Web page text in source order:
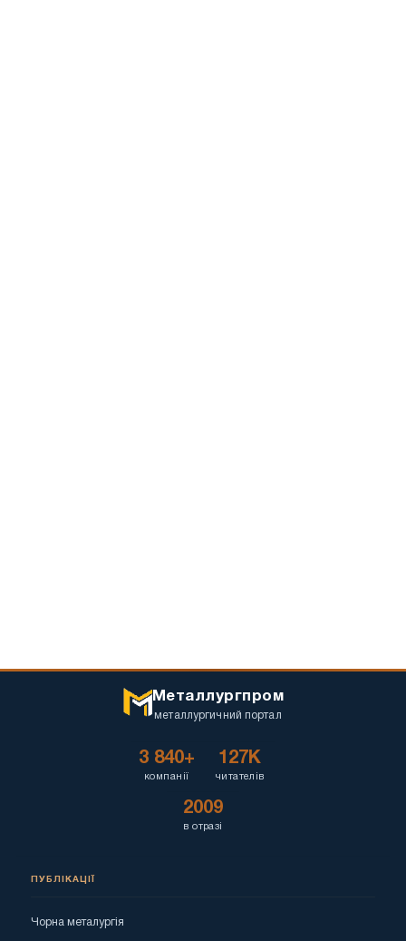
Металлургпром
металлургичний портал
3 840+
компанії
127K
читателів
2009
в отразі
ПУБЛІКАЦІЇ
Чорна металургія